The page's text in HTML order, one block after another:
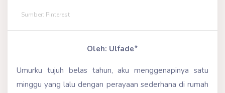
Sumber: Pinterest
Oleh: Ulfade*
Umurku tujuh belas tahun, aku menggenapinya satu
minggu yang lalu dengan perayaan sederhana di rumah